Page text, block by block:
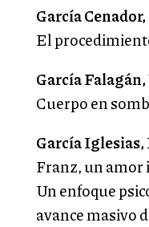
García
El
García
Cuerpo en
García
Franz, un amor
Un enfoque
avance masivo